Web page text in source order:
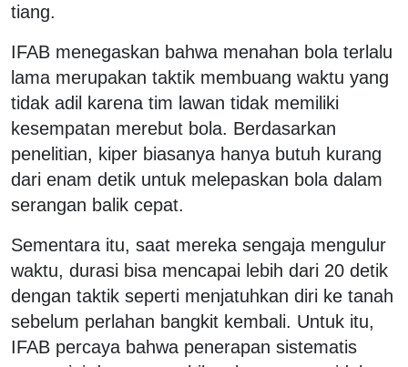
tiang.
IFAB menegaskan bahwa menahan bola terlalu
lama merupakan taktik membuang waktu yang
tidak adil karena tim lawan tidak memiliki
kesempatan merebut bola. Berdasarkan
penelitian, kiper biasanya hanya butuh kurang
dari enam detik untuk melepaskan bola dalam
serangan balik cepat.
Sementara itu, saat mereka sengaja mengulur
waktu, durasi bisa mencapai lebih dari 20 detik
dengan taktik seperti menjatuhkan diri ke tanah
sebelum perlahan bangkit kembali. Untuk itu,
IFAB percaya bahwa penerapan sistematis